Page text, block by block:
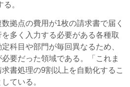
。
拠点の費用が1枚の請求書で届く
多く入力する必要がある各種取
科目や部門が毎回異なるため、
要だった領域である。「これま
書処理の9割以上を自動化するこ
ている。